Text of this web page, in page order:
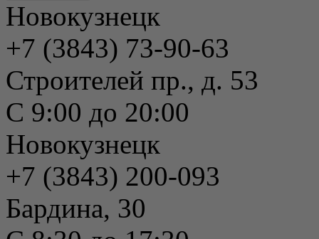
Новокузнецк
+7 (3843) 73-90-63
Строителей пр., д. 53
С 9:00 до 20:00
Новокузнецк
+7 (3843) 200-093
Бардина, 30